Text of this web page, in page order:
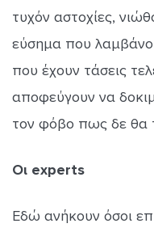
τυχόν αστοχίες,
εύσημα που
που έχουν τάσεις
αποφεύγουν να
τον φόβο πως δε θα
Οι experts
Εδώ ανήκουν όσοι